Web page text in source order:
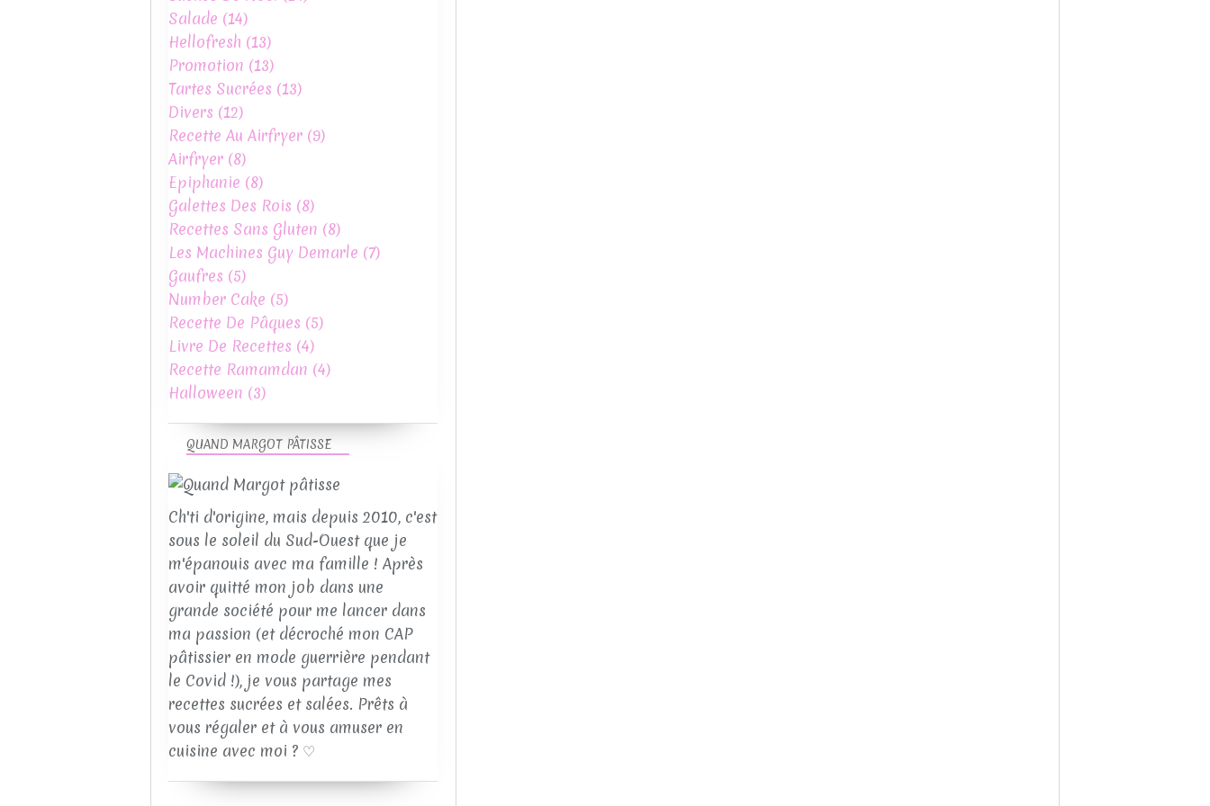
QUAND MARGOT PÂTISSE
Ch'ti d'origine, mais depuis 2010, c'est
sous le soleil du Sud-Ouest que je
m'épanouis avec ma famille ! Après
avoir quitté mon job dans une
grande société pour me lancer dans
ma passion (et décroché mon CAP
pâtissier en mode guerrière pendant
le Covid !), je vous partage mes
recettes sucrées et salées. Prêts à
vous régaler et à vous amuser en
cuisine avec moi ? ♡
Salade (14)
Hellofresh (13)
Promotion (13)
Tartes Sucrées (13)
Divers (12)
Recette Au Airfryer (9)
Airfryer (8)
Epiphanie (8)
Galettes Des Rois (8)
Recettes Sans Gluten (8)
Les Machines Guy Demarle (7)
Gaufres (5)
Number Cake (5)
Recette De Pâques (5)
Livre De Recettes (4)
Recette Ramamdan (4)
Halloween (3)